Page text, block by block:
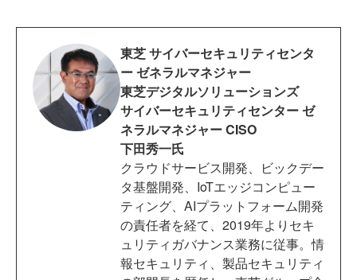
東芝 サイバーセキュリティセンタ
ー ゼネラルマネジャー
東芝デジタルソリューションズ
サイバーセキュリティセンター ゼ
ネラルマネジャー CISO
下田秀一氏
クラウドサービス開発、ビックデー
タ基盤開発、IoTエッジコンピュー
ティング、AIプラットフォーム開発
の責任者を経て、2019年よりセキ
ュリティガバナンス業務に従事。情
報セキュリティ、製品セキュリティ